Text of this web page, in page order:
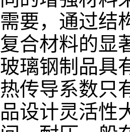
需要，通过结
复合材料的显
玻璃钢制品具
热传导系数只
品设计灵活性